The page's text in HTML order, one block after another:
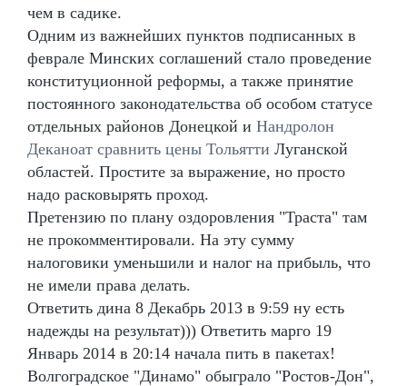
чем в садике.
Одним из важнейших пунктов подписанных в
феврале Минских соглашений стало проведение
конституционной реформы, а также принятие
постоянного законодательства об особом статусе
отдельных районов Донецкой и Нандролон
Деканоат сравнить цены Тольятти Луганской
областей. Простите за выражение, но просто
надо расковырять проход.
Претензию по плану оздоровления "Траста" там
не прокомментировали. На эту сумму
налоговики уменьшили и налог на прибыль, что
не имели права делать.
Ответить дина 8 Декабрь 2013 в 9:59 ну есть
надежды на результат))) Ответить марго 19
Январь 2014 в 20:14 начала пить в пакетах!
Волгоградское "Динамо" обыграло "Ростов-Дон",